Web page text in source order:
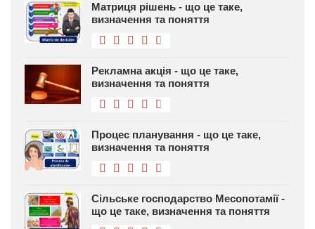
Матриця рішень - що це таке,
визначення та поняття
Рекламна акція - що це таке,
визначення та поняття
Процес планування - що це таке,
визначення та поняття
Сільське господарство Месопотамії -
що це таке, визначення та поняття